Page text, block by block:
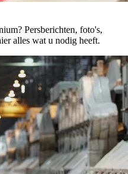
Persberichten, foto's,
alles wat u nodig heeft.